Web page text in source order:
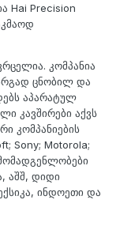
Hai Precision
კომპანია
ცნობილ და
აპარატულ
კავშირები აქვს
კომპანიების
Sony; Motorola;
აშშ, დიდი
ინდოეთი და